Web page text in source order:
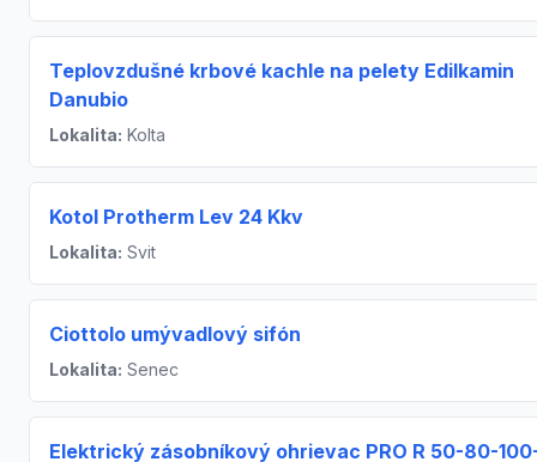
Teplovzdušné krbové kachle na pelety Edilkamin
Danubio
Lokalita: Kolta
Kotol Protherm Lev 24 Kkv
Lokalita: Svit
Ciottolo umývadlový sifón
Lokalita: Senec
Elektrický zásobníkový ohrievac PRO R 50-80-